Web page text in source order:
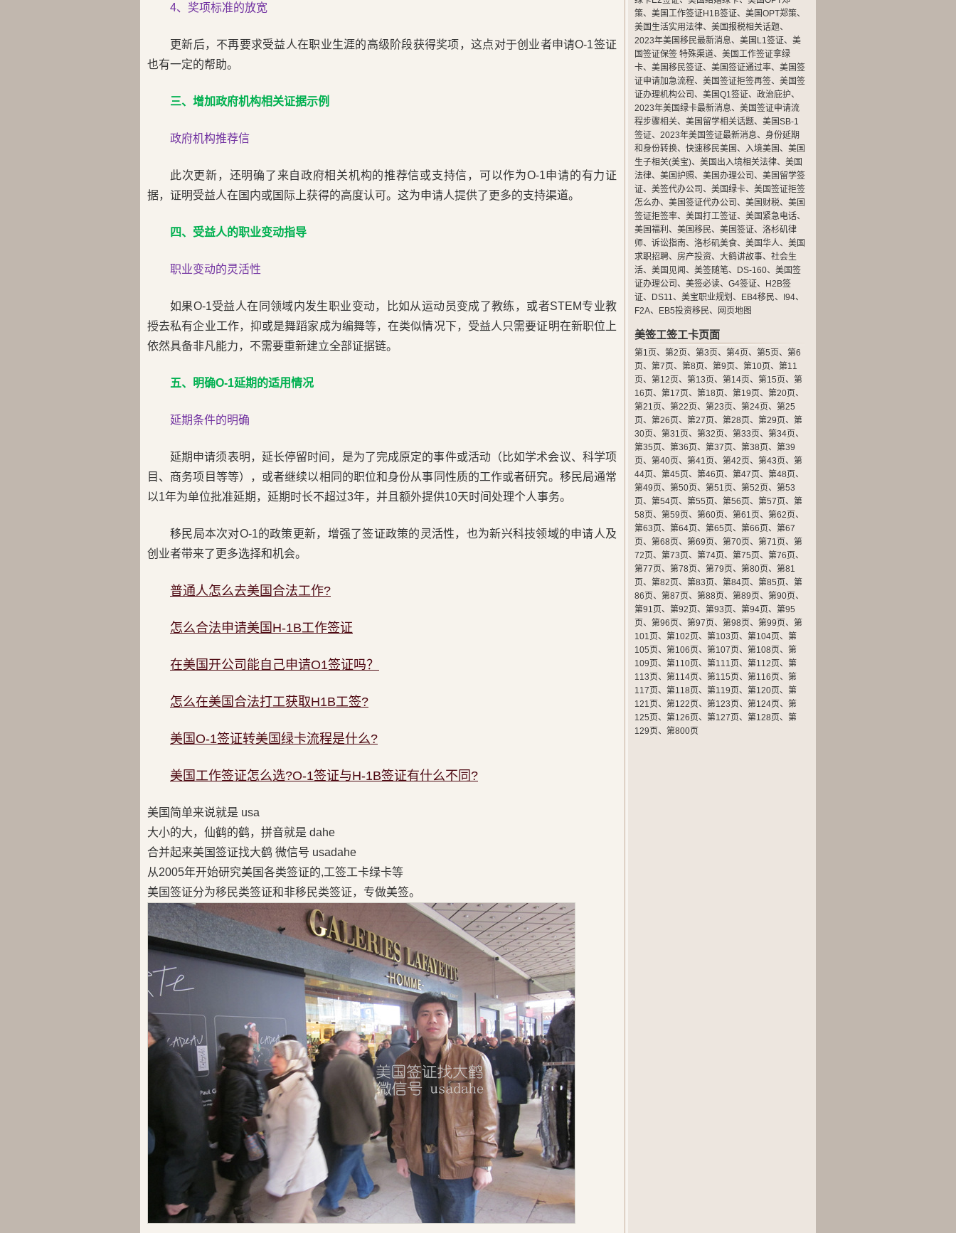
4、奖项标准的放宽
更新后，不再要求受益人在职业生涯的高级阶段获得奖项，这点对于创业者申请O-1签证
也有一定的帮助。
三、增加政府机构相关证据示例
政府机构推荐信
此次更新，还明确了来自政府相关机构的推荐信或支持信，可以作为O-1申请的有力证
据，证明受益人在国内或国际上获得的高度认可。这为申请人提供了更多的支持渠道。
四、受益人的职业变动指导
职业变动的灵活性
如果O-1受益人在同领域内发生职业变动，比如从运动员变成了教练，或者STEM专业教
授去私有企业工作，抑或是舞蹈家成为编舞等，在类似情况下，受益人只需要证明在新职位上
依然具备非凡能力，不需要重新建立全部证据链。
五、明确O-1延期的适用情况
延期条件的明确
延期申请须表明，延长停留时间，是为了完成原定的事件或活动（比如学术会议、科学项
目、商务项目等等），或者继续以相同的职位和身份从事同性质的工作或者研究。移民局通常
以1年为单位批准延期，延期时长不超过3年，并且额外提供10天时间处理个人事务。
移民局本次对O-1的政策更新，增强了签证政策的灵活性，也为新兴科技领域的申请人及
创业者带来了更多选择和机会。
普通人怎么去美国合法工作?
怎么合法申请美国H-1B工作签证
在美国开公司能自己申请O1签证吗？
怎么在美国合法打工获取H1B工签?
美国O-1签证转美国绿卡流程是什么?
美国工作签证怎么选?O-1签证与H-1B签证有什么不同?
美国简单来说就是 usa
大小的大，仙鹤的鹤，拼音就是 dahe
合并起来美国签证找大鹤 微信号 usadahe
从2005年开始研究美国各类签证的,工签工卡绿卡等
美国签证分为移民类签证和非移民类签证，专做美签。
策、 美国工作签证H1B签证、 美国OPT郑策、
美国生活实用法律、 美国报税相关话题、
2023年美国移民最新消息、 美国L1签证、 美
国签证保签 特殊渠道、 美国工作签证拿绿
卡、 美国移民签证、 美国签证通过率、 美国签
证申请加急流程、 美国签证拒签再签、 美国签
证办理机构公司 、 美国Q1签证、 政治庇护、
2023年美国绿卡最新消息、 美国签证申请流
程步骤相关、 美国留学相关话题、 美国SB-1
签证、 2023年美国签证最新消息、 身份延期
和身份转换、 快速移民美国、 入境美国、 美国
生子相关(美宝)、 美国出入境相关法律、 美国
法律、 美国护照、 美国办理公司 、 美国留学签
证、 美签代办公司 、 美国绿卡、 美国签证拒签
怎么办、 美国签证代办公司 、 美国财税、 美国
签证拒签率、 美国打工签证、 美国紧急电话、
美国福利 、 美国移民、 美国签证、 洛杉矶律
师、 诉讼指南、 洛杉矶美食、 美国华人、 美国
求职招聘、 房产投资、 大鹤讲故事、 社会生
活、 美国见闻、 美签随笔、 DS-160、 美国签
证办理公司 、 美签必读、 G4签证、
H2B签
证、 DS11、 美宝职业规划 、 EB4移民、 I94、
F2A、 EB5投资移民、 网页地图
美签工签工卡页面
第1页、 第2页、 第3页、 第4页、 第5页、 第6
页、 第7页、 第8页、 第9页、 第10页、 第11
页、 第12页、 第13页、 第14页、 第15页、 第
16页、 第17页、 第18页、 第19页、 第20页、
第21页、 第22页、 第23页、 第24页、 第25
页、 第26页、 第27页、 第28页、 第29页、 第
30页、 第31页、 第32页、 第33页、 第34页、
第35页、 第36页、 第37页、 第38页、 第39
页、 第40页、 第41页、 第42页、 第43页、 第
44页、 第45页、 第46页、 第47页、 第48页、
第49页、 第50页、 第51页、 第52页、 第53
页、 第54页、 第55页、 第56页、 第57页、 第
58页、 第59页、 第60页、 第61页、 第62页、
第63页、 第64页、 第65页、 第66页、 第67
页、 第68页、 第69页、 第70页、 第71页、 第
72页、 第73页、 第74页、 第75页、 第76页、
第77页、 第78页、 第79页、 第80页、 第81
页、 第82页、 第83页、 第84页、 第85页、 第
86页、 第87页、 第88页、 第89页、 第90页、
第91页、 第92页、 第93页、 第94页、 第95
页、 第96页、 第97页、 第98页、 第99页、 第
101页、 第102页、 第103页、 第104页、 第
105页、 第106页、 第107页、 第108页、 第
109页、 第110页、 第111页、 第112页、 第
113页、 第114页、 第115页、 第116页、 第
117页、 第118页、 第119页、 第120页、 第
121页、 第122页、 第123页、 第124页、 第
125页、 第126页、 第127页、 第128页、 第
129页、 第800页